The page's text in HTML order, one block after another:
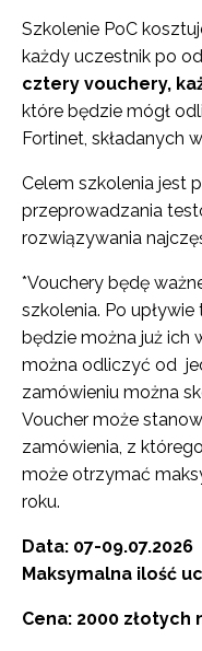
Szkolenie PoC
każdy uczestnik po
cztery vouchery,
które będzie mógł
Fortinet, składanych
Celem szkolenia jest
przeprowadzania
rozwiązywania
*Vouchery będę
szkolenia. Po
będzie można już ich
można odliczyć od
zamówieniu można
Voucher może
zamówienia, z
może otrzymać
roku.
Data: 07-09.07.2026
Maksymalna ilość
Cena: 2000 złotych